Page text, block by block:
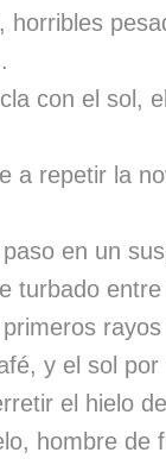
horribles
con el sol,
a repetir la
en un
turbado
y el sol por
el hielo
hombre de